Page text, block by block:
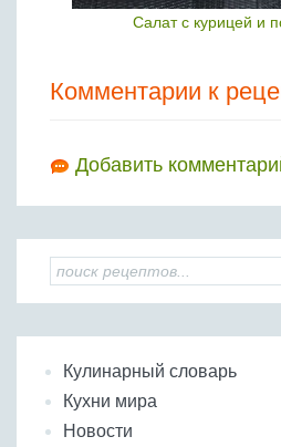
Салат с курицей и
Комментарии к
Добавить
Кулинарный словарь
Кухни мира
Новости